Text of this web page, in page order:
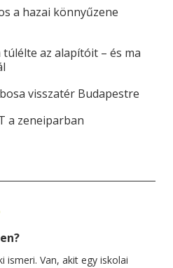
a hazai könnyűzene
az alapítóit – és ma
visszatér Budapestre
a zeneiparban
ismeri. Van, akit egy iskolai